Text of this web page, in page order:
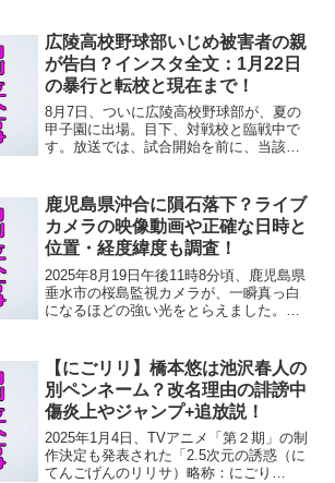
及ぶものでした。ところが文春は、翌28
日、「飲み会...
広陵高校野球部いじめ被害者の親
が告白？インスタ全文：1月22日
の暴行と転校と現在まで！
8月7日、ついに広陵高校野球部が、夏の
甲子園に出場。目下、対戦校と臨戦中で
す。放送では、試合開始を前に、当該野
現在、いじめ被害者の生徒や親（父兄）
の心境にはどんなものが...
鹿児島県沖合に隕石落下？ライブ
カメラの映像動画や正確な日時と
位置・経度緯度も調査！
2025年8月19日午後11時8分頃、鹿児島県
垂水市の桜島監視カメラが、一瞬真っ白
になるほどの強い光をとらえました。専
す。では、それっていったいどんな模様
だったんでしょ...
【にごリリ】橋本悠は池沢春人の
別ペンネーム？改名理由の誹謗中
傷炎上やジャンプ+追放説！
2025年1月4日、TVアニメ「第２期」の制
作決定も発表された「2.5次元の誘惑（に
てんごげんのリリサ）略称：にごり